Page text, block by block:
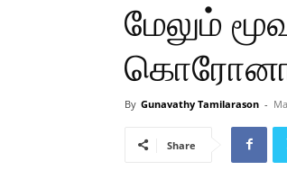
மேலும்
By Gunavathy Tamilarason -
Share